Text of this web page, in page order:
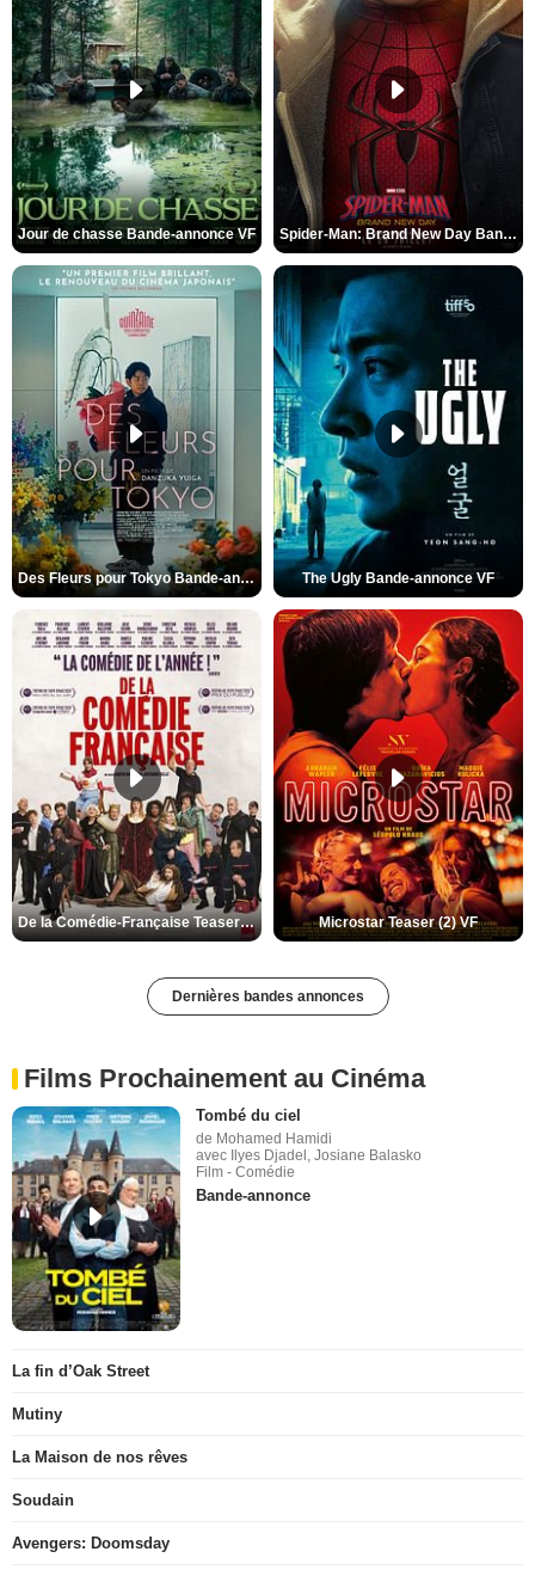
Jour de chasse Bande-annonce VF Spider-Man: Brand New Day Bande-annonce (3) VO STFR
Des Fleurs pour Tokyo Bande-annonce VO STFR The Ugly Bande-annonce VF
De la Comédie-Française Teaser (3) VF Microstar Teaser (2) VF
Dernières bandes annonces
Films Prochainement au Cinéma
Tombé du ciel
de Mohamed Hamidi
avec Ilyes Djadel, Josiane Balasko
Film - Comédie
Bande-annonce
La fin d’Oak Street
Mutiny
La Maison de nos rêves
Soudain
Avengers: Doomsday